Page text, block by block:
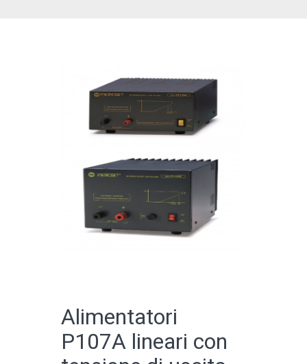
CATALOGO ONLINE
Alimentatori
P107A lineari con